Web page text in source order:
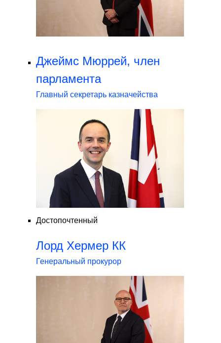
Джеймс Мюррей, член
парламента
Главный секретарь казначейства
Достопочтенный
Лорд Хермер КК
Генеральный прокурор